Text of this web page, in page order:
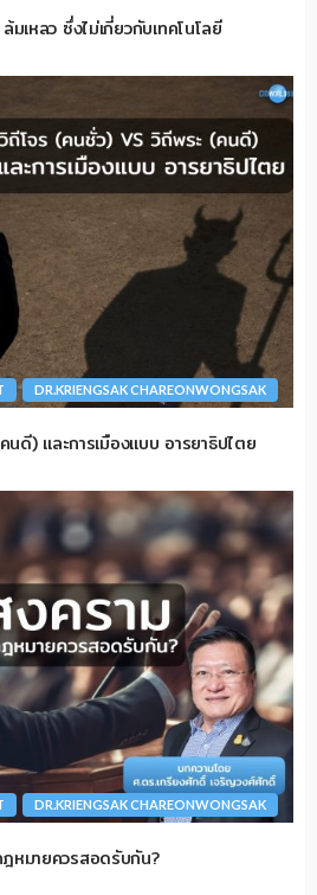
เหลว ซึ่งไม่เกี่ยวกับเทคโนโลยี
DR.KRIENGSAK CHAREONWONGSAK
ดี) และการเมืองแบบ อารยาธิปไตย
DR.KRIENGSAK CHAREONWONGSAK
หมายควรสอดรับกัน?